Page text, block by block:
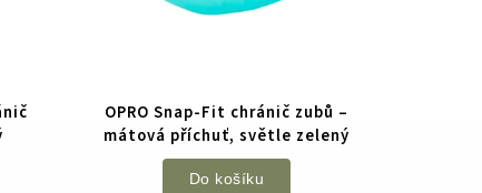
OPRO Snap-Fit chránič zubů –
mátová příchuť, světle zelený
Do košíku